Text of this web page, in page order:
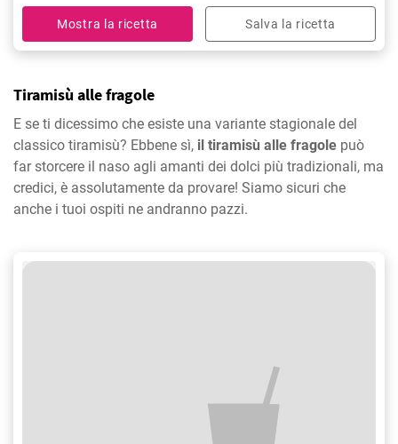
Mostra la ricetta
Salva la ricetta
Tiramisù alle fragole
E se ti dicessimo che esiste una variante stagionale del
classico tiramisù? Ebbene sì, il tiramisù alle fragole può
far storcere il naso agli amanti dei dolci più tradizionali, ma
credici, è assolutamente da provare! Siamo sicuri che
anche i tuoi ospiti ne andranno pazzi.